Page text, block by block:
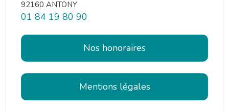
92160 ANTONY
01 84 19 80 90
Nos honoraires
Mentions légales